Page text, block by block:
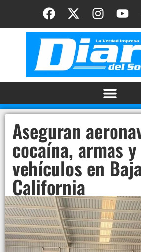
Aseguran
cocaína, armas y
vehículos en Baja
California